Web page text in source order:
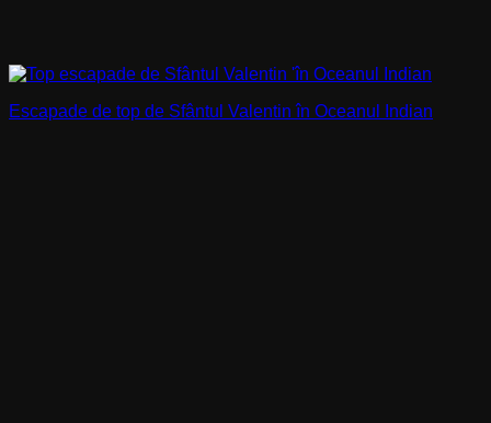
Escapade de top de Sfântul Valentin în Oceanul Indian